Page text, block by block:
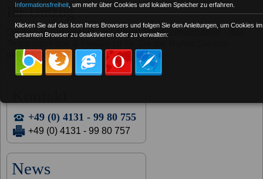
Ihr Umzug
Ob Ihr Umzug oder Ihr sonstiges Transportvorhaben - das
einfach an.
+49 (0) 4131 - 99 80 755
+49 (0) 4131 - 99 80 757
News
Informationsfreiheit , um mehr über Cookies und lokalen Speicher zu erfahren.
Klicken Sie auf das Icon Ihres Browsers und folgen Sie den Anleitungen, um Cookies im
gesamten Browser zu deaktivieren oder zu verwalten: